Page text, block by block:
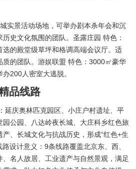
实景活动场地，可举办剧本杀年会和沉
史文化氛围的团队。圣露庄园 特色：
的殿堂级草坪和格调高端会议厅。适
的团队。游娱联盟 特色：3000㎡豪华
200人密室大逃脱。
品线路
延庆奥林匹克园区、小庄户村遗址、平
公园、八达岭夜长城、大庄科乡红色旅
、长城文化与抗战历史，形成“红色+生
设计意义：9条线路覆盖北京东、西、
名人故居、工业遗产与自然景观，满足